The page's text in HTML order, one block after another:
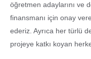
öğretmen adaylarını ve
finansmanı için onay
ederiz. Ayrıca her türlü
projeye katkı koyan